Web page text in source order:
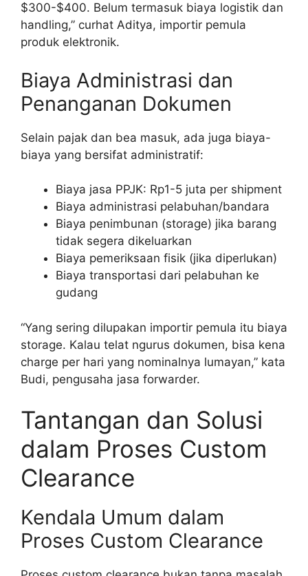
$300-$400. Belum termasuk biaya logistik dan
handling,” curhat Aditya, importir pemula
produk elektronik.
Biaya Administrasi dan
Penanganan Dokumen
Selain pajak dan bea masuk, ada juga biaya-
biaya yang bersifat administratif:
Biaya jasa PPJK: Rp1-5 juta per shipment
Biaya administrasi pelabuhan/bandara
Biaya penimbunan (storage) jika barang
tidak segera dikeluarkan
Biaya pemeriksaan fisik (jika diperlukan)
Biaya transportasi dari pelabuhan ke
gudang
“Yang sering dilupakan importir pemula itu biaya
storage. Kalau telat ngurus dokumen, bisa kena
charge per hari yang nominalnya lumayan,” kata
Budi, pengusaha jasa forwarder.
Tantangan dan Solusi
dalam Proses Custom
Clearance
Kendala Umum dalam
Proses Custom Clearance